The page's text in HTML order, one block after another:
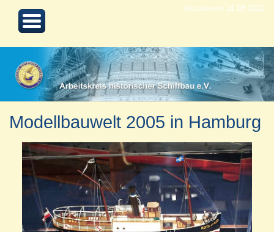
Aktualisiert 24.08.2022
Modellbauwelt 2005 in Hamburg